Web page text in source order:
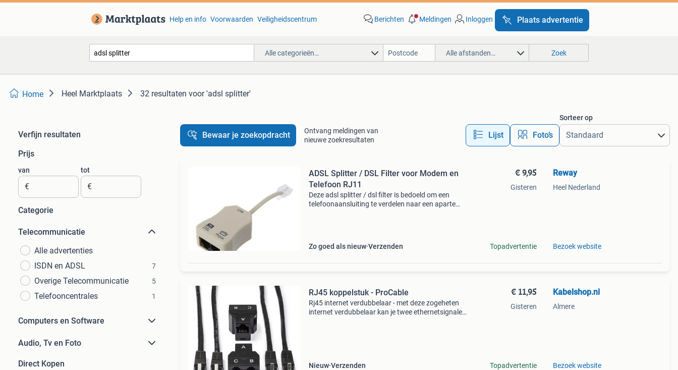
Help en info Voorwaarden Veiligheidscentrum Berichten Meldingen Inloggen Plaats advertentie
Alle categorieën… Alle afstanden… Zoek
Home Heel Marktplaats 32 resultaten voor 'adsl splitter'
Verfijn resultaten
Prijs
van
€
tot
€
Categorie
Telecommunicatie
Alle advertenties
ISDN en ADSL
7
Overige Telecommunicatie 5
Telefooncentrales 1
Computers en Software
Audio, Tv en Foto
Direct Kopen
Bewaar je zoekopdracht
Ontvang meldingen van
nieuwe zoekresultaten
Lijst Foto’s
Sorteer op
ADSL Splitter / DSL Filter voor Modem en
Telefoon RJ11
Deze adsl splitter / dsl filter is bedoeld om een
telefoonaansluiting te verdelen naar een aparte
Zo goed als nieuw Verzenden
€ 9,95
Gisteren
Topadvertentie
Reway
Heel Nederland
Bezoek website
RJ45 koppelstuk - ProCable
Rj45 internet verdubbelaar - met deze zogeheten
internet verdubbelaar kan je twee ethernetsignalen
Nieuw Verzenden
€ 11,95
Gisteren
Topadvertentie
Kabelshop.nl
Almere
Bezoek website